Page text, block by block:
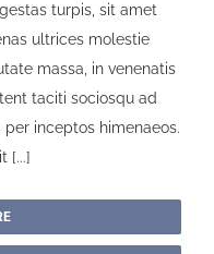
turpis, sit amet
ultrices molestie
massa, in venenatis
taciti sociosqu ad
inceptos himenaeos.
[...]